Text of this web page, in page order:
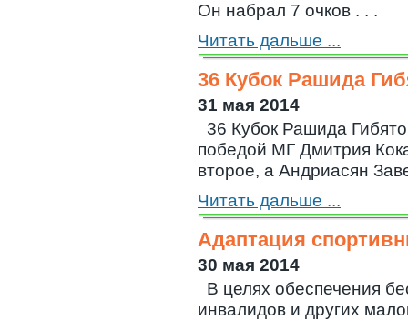
Он набрал 7 очков . . .
Читать дальше ...
36 Кубок Рашида
31 мая 2014
36 Кубок Рашида
победой МГ Дмитрия
второе, а Андриасян
Читать дальше ...
Адаптация
30 мая 2014
В целях обеспечения
инвалидов и других